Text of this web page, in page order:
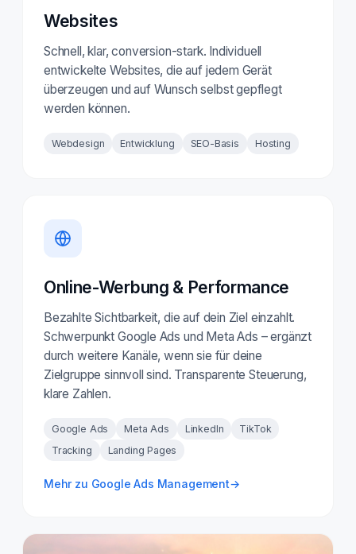
Websites
Schnell, klar, conversion-stark. Individuell
entwickelte Websites, die auf jedem Gerät
überzeugen und auf Wunsch selbst gepflegt
werden können.
Webdesign Entwicklung SEO-Basis Hosting
Online-Werbung & Performance
Bezahlte Sichtbarkeit, die auf dein Ziel einzahlt.
Schwerpunkt Google Ads und Meta Ads – ergänzt
durch weitere Kanäle, wenn sie für deine
Zielgruppe sinnvoll sind. Transparente Steuerung,
klare Zahlen.
Google Ads Meta Ads LinkedIn
TikTok
Tracking
Landing Pages
Mehr zu Google Ads Management→